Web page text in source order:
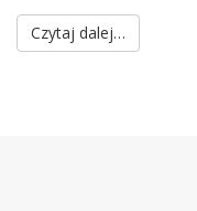
Czytaj dalej…